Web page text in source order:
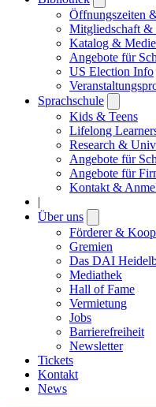
submenu
Öffnungszeiten
Mitgliedschaft &
Katalog &
Angebote für
US Election Info
Sprachschule
submenu
Kids & Teens
Lifelong
Research &
Angebote für
Angebote für
Kontakt &
|
Über uns
submenu
Förderer &
Gremien
Das DAI
Mediathek
Hall of Fame
Vermietung
Jobs
Barrierefreiheit
Newsletter
Tickets
Kontakt
News